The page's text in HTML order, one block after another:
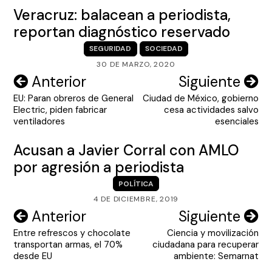
Veracruz: balacean a periodista,
reportan diagnóstico reservado
SEGURIDAD
SOCIEDAD
30 DE MARZO, 2020
Navegación
de
entradas
Anterior
EU: Paran obreros de General
Electric, piden fabricar
ventiladores
Siguiente
Ciudad de México, gobierno
cesa actividades salvo
esenciales
Acusan a Javier Corral con AMLO
por agresión a periodista
POLÍTICA
4 DE DICIEMBRE, 2019
Navegación
de
entradas
Anterior
Entre refrescos y chocolate
transportan armas, el 70%
desde EU
Siguiente
Ciencia y movilización
ciudadana para recuperar
ambiente: Semarnat